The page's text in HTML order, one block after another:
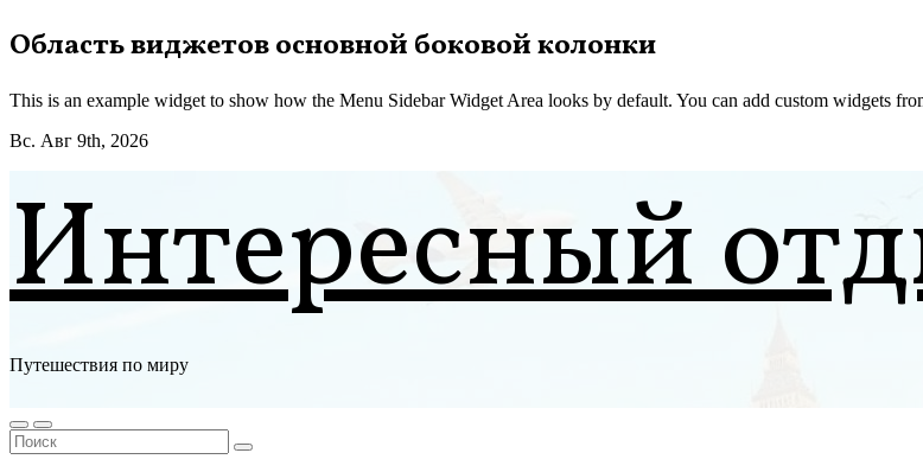
Перейти
к
Область виджетов основной боковой колонки
This is an example widget to show how the Menu Sidebar Widget Area looks by default. You can add custom widgets
Вс. Авг 9th, 2026
Интересный
Путешествия по миру